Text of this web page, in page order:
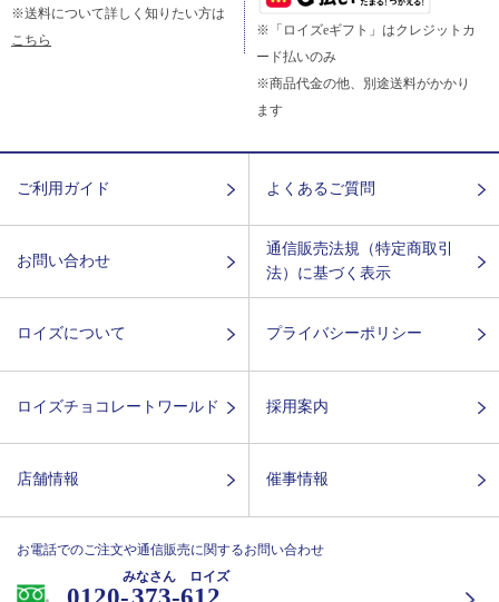
※送料について詳しく知りたい方は
こちら
※「ロイズeギフト」はクレジットカ
ード払いのみ
※商品代金の他、別途送料がかかり
ます
ご利用ガイド よくあるご質問
お問い合わせ
通信販売法規（特定商取引
法）に基づく表示
ロイズについて プライバシーポリシー
ロイズチョコレートワールド 採用案内
店舗情報 催事情報
お電話でのご注文や通信販売に関するお問い合わせ
みなさん ロイズ